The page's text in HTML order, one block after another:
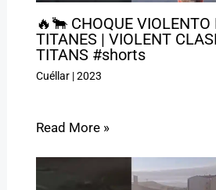
🔥🐂 CHOQUE VIOLENTO
TITANES | VIOLENT
TITANS #shorts
Cuéllar|2023
Read More »